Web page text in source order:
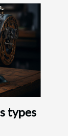
types